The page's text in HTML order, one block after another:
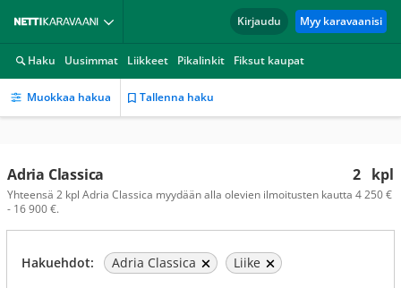
Kirjaudu Myy karavaanisi
Haku Uusimmat Liikkeet Pikalinkit Fiksut kaupat
Muokkaa hakua Tallenna haku
2 kpl
Adria Classica
Yhteensä 2 kpl Adria Classica myydään alla olevien ilmoitusten kautta 4 250 €
- 16 900 €.
Hakuehdot: Adria Classica Liike